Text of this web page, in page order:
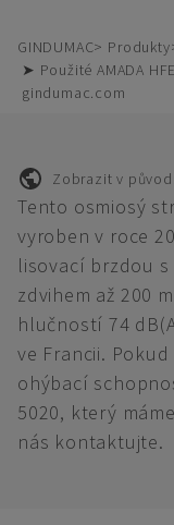
GINDUMAC Produkty
➤ Použité AMADA
gindumac.com
Zobrazit v
Tento osmiosý
vyroben v roce
lisovací brzdou
zdvihem až 200
hlučností 74
ve Francii.
ohýbací
5020, který
nás kontaktujte.